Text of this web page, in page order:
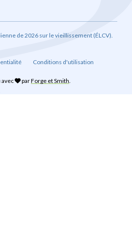
de 2026 sur le vieillissement (ÉLCV).
Conditions d'utilisation
avec parForge et Smith.